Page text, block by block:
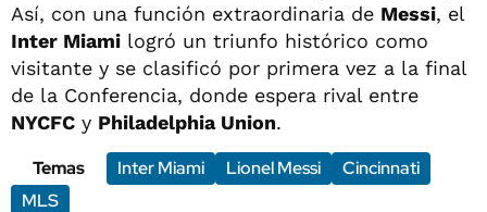
Así, con una función extraordinaria de Messi, el
Inter Miami logró un triunfo histórico como
visitante y se clasificó por primera vez a la final
de la Conferencia, donde espera rival entre
NYCFC y Philadelphia Union.
Temas
Inter Miami Lionel Messi
Cincinnati
MLS